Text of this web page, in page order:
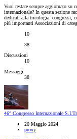
Vuoi restare sempre aggiornato
internazionale? In questa sezione
dedicati alla tricologia: congressi,
più importanti Associazioni di
10
38
Discussioni
10
Messaggi
38
46° Congresso Internazionale
20 Maggio 2024
proxy